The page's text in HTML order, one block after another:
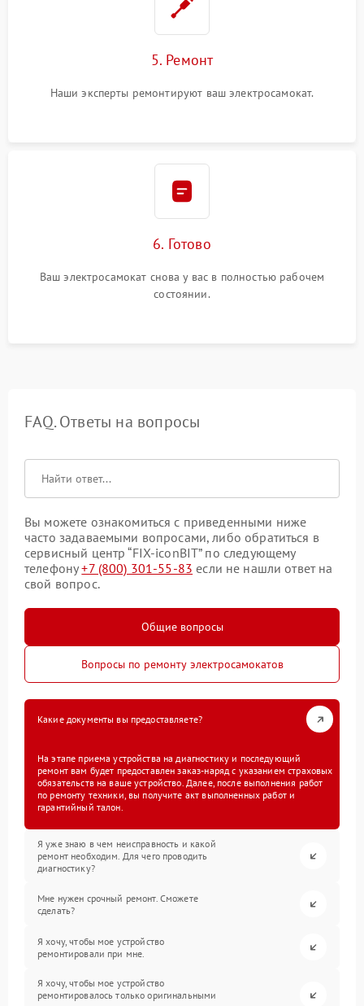
5. Ремонт
Наши эксперты ремонтируют ваш электросамокат.
6. Готово
Ваш электросамокат снова у вас в полностью рабочем
состоянии.
FAQ. Ответы на вопросы
Вы можете ознакомиться с приведенными ниже
часто задаваемыми вопросами, либо обратиться в
сервисный центр “FIX-iconBIT” по следующему
телефону+7 (800) 301-55-83 если не нашли ответ на
свой вопрос.
Общие вопросы
Вопросы по ремонту электросамокатов
Какие документы вы предоставляете?
На этапе приема устройства на диагностику и последующий
ремонт вам будет предоставлен заказ-наряд с указанием страховых
обязательств на ваше устройство. Далее, после выполнения работ
по ремонту техники, вы получите акт выполненных работ и
гарантийный талон.
Я уже знаю в чем неисправность и какой
ремонт необходим. Для чего проводить
диагностику?
Мне нужен срочный ремонт. Сможете
сделать?
Я хочу, чтобы мое устройство
ремонтировали при мне.
Я хочу, чтобы мое устройство
ремонтировалось только оригинальными